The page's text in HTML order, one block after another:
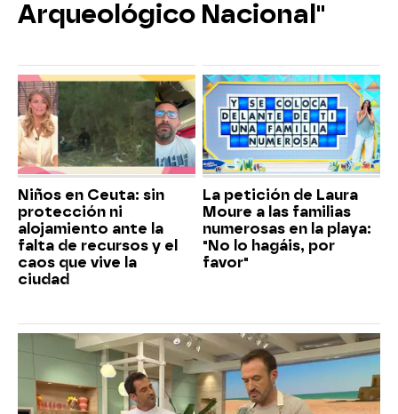
Arqueológico Nacional"
Niños en Ceuta: sin
protección ni
alojamiento ante la
falta de recursos y el
caos que vive la
ciudad
La petición de Laura
Moure a las familias
numerosas en la playa:
"No lo hagáis, por
favor"